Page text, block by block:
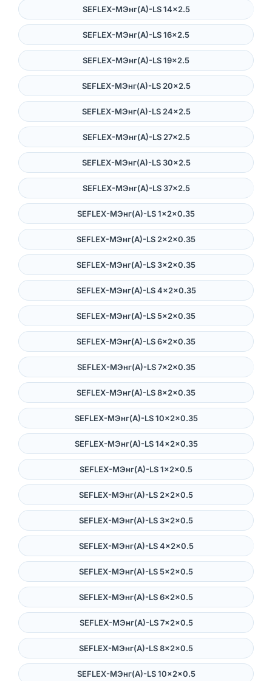
SEFLEX-MЭнг(А)-LS 14×2.5
SEFLEX-MЭнг(А)-LS 16×2.5
SEFLEX-MЭнг(А)-LS 19×2.5
SEFLEX-MЭнг(А)-LS 20×2.5
SEFLEX-MЭнг(А)-LS 24×2.5
SEFLEX-MЭнг(А)-LS 27×2.5
SEFLEX-MЭнг(А)-LS 30×2.5
SEFLEX-MЭнг(А)-LS 37×2.5
SEFLEX-MЭнг(А)-LS 1×2×0.35
SEFLEX-MЭнг(А)-LS 2×2×0.35
SEFLEX-MЭнг(А)-LS 3×2×0.35
SEFLEX-MЭнг(А)-LS 4×2×0.35
SEFLEX-MЭнг(А)-LS 5×2×0.35
SEFLEX-MЭнг(А)-LS 6×2×0.35
SEFLEX-MЭнг(А)-LS 7×2×0.35
SEFLEX-MЭнг(А)-LS 8×2×0.35
SEFLEX-MЭнг(А)-LS 10×2×0.35
SEFLEX-MЭнг(А)-LS 14×2×0.35
SEFLEX-MЭнг(А)-LS 1×2×0.5
SEFLEX-MЭнг(А)-LS 2×2×0.5
SEFLEX-MЭнг(А)-LS 3×2×0.5
SEFLEX-MЭнг(А)-LS 4×2×0.5
SEFLEX-MЭнг(А)-LS 5×2×0.5
SEFLEX-MЭнг(А)-LS 6×2×0.5
SEFLEX-MЭнг(А)-LS 7×2×0.5
SEFLEX-MЭнг(А)-LS 8×2×0.5
SEFLEX-MЭнг(А)-LS 10×2×0.5